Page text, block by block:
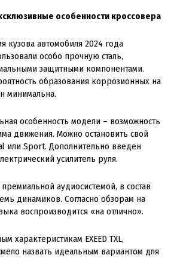
особенности кроссовера
кузова автомобиля 2024 года
особо прочную сталь,
защитными компонентами.
образования коррозионных на
минимальна.
особенность модели – возможность
движения. Можно остановить свой
или Sport. Дополнительно введен
усилитель руля.
аудиосистемой, в состав
динамиков. Согласно обзорам на
воспроизводится «на отлично».
характеристикам EXEED TXL,
назвать идеальным вариантом для